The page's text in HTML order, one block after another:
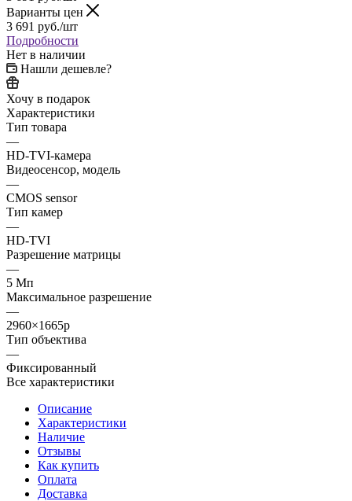
Варианты цен
3 691 руб./шт
Подробности
Нет в наличии
Нашли дешевле?
Хочу в подарок
Характеристики
Тип товара
—
HD-TVI-камера
Видеосенсор, модель
—
CMOS sensor
Тип камер
—
HD-TVI
Разрешение матрицы
—
5 Мп
Максимальное разрешение
—
2960×1665p
Тип объектива
—
Фиксированный
Все характеристики
Описание
Характеристики
Наличие
Отзывы
Как купить
Оплата
Доставка